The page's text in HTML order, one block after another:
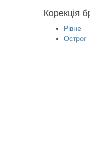
Корекція
Рівне
Острог